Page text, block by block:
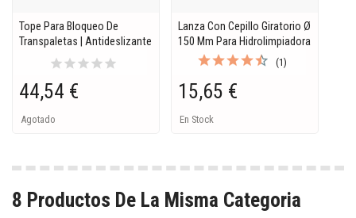
Tope Para Bloqueo De
Transpaletas | Antideslizante
starstarstarstarstar
44,54 €
Agotado
Lanza Con Cepillo Giratorio Ø
150 Mm Para Hidrolimpiadora
(1)
15,65 €
En Stock
8 Productos De La Misma Categoria